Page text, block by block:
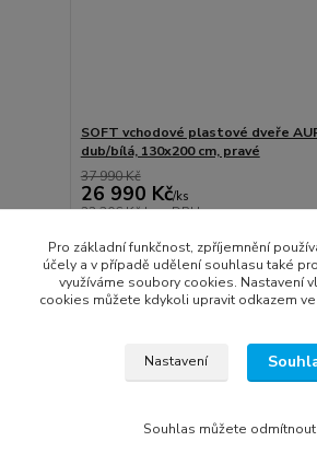
SOFT vchodové plastové dveře
dub/bílá, 130x200 cm, pravé
37 990 Kč
26 990 Kč/ks
22 306 Kčbez DPH
Přidat do
Doprava ZDARMA
Pro základní funkčnost, zpříjemnění
účely a v případě udělení souhlasu také
využíváme soubory cookies. Nastavení
cookies můžete kdykoli upravit odkazem
Nastavení
Souhlas můžete odmítnout